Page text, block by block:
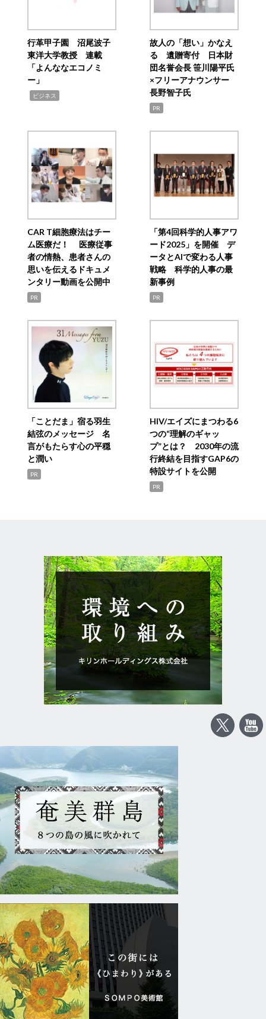
行革甲子園 沼尾波子
東洋大学教授 連載
「よんななエコノミ
ー」
ビジネス
故人の「想い」かなえ
る 遺贈寄付 日本財
団名誉会長 笹川陽平氏
×フリーアナウンサー
長野智子氏
PR
CAR T細胞療法はチー
ム医療だ！ 医療従事
者の情熱、患者さんの
思いを伝えるドキュメ
ンタリー動画を公開中
PR
「第4回科学的人事アワ
ード2025」を開催 デ
ータとAIで変わる人事
戦略 科学的人事の最
新事例
PR
「ことだま」宿る羽生
結弦のメッセージ 名
言がもたらす心の平穏
と潤い
PR
HIV/エイズにまつわる6
つの“理解のギャッ
プ”とは？ 2030年の流
行終結を目指すGAP6の
特設サイトを公開
PR